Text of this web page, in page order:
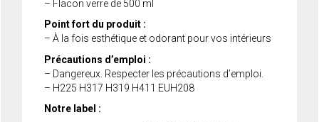
– Flacon verre de 500 ml
Point fort du produit :
– À la fois esthétique et odorant pour vos intérieurs
Précautions d’emploi :
– Dangereux. Respecter les précautions d’emploi.
– H225 H317 H319 H411 EUH208
Notre label :